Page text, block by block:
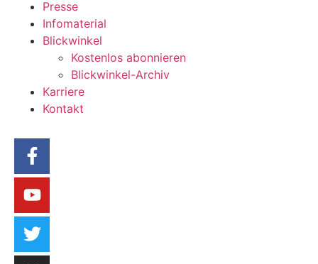
Presse
Infomaterial
Blickwinkel
Kostenlos abonnieren
Blickwinkel-Archiv
Karriere
Kontakt